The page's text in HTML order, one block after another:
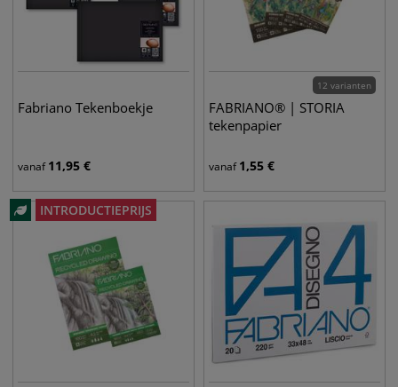
Fabriano Tekenboekje
vanaf 11,95 €
12 varianten
FABRIANO® | STORIA
tekenpapier
vanaf 1,55 €
INTRODUCTIEPRIJS